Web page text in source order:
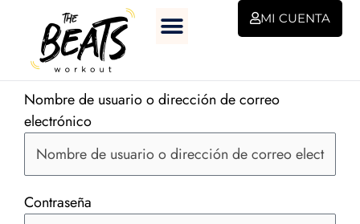
contenido
MI CUENTA
Nombre de usuario o dirección de correo
electrónico
Contraseña